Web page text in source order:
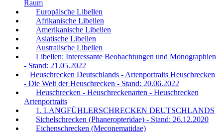
Raum
Europäische Libellen
Afrikanische Libellen
Amerikanische Libellen
Asiatische Libellen
Australische Libellen
Libellen: Interessante Beobachtungen und Monographien
- Stand: 21.05.2022
Heuschrecken Deutschlands - Artenportraits Heuschrecken
- Die Welt der Heuschrecken - Stand: 20.06.2022
Heuschrecken - Heuschreckenarten - Heuschrecken
Artenportraits
1. LANGFÜHLERSCHRECKEN DEUTSCHLANDS
Sichelschrecken (Phaneropteridae) - Stand: 26.12.2020
Eichenschrecken (Meconematidae)